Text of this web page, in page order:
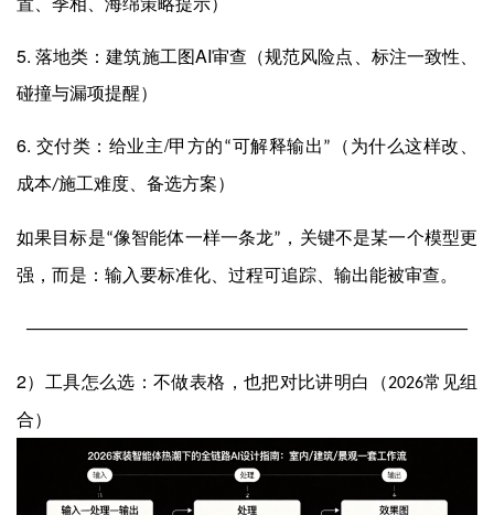
置、季相、海绵策略提示）
5. 落地类：建筑施工图AI审查（规范风险点、标注一致性、
碰撞与漏项提醒）
6. 交付类：给业主/甲方的“可解释输出”
（为什么这样改、
成本/施工难度、备选方案）
如果目标是“像智能体一样一条龙” ，关键不是某一个模型更
强，而是：输入要标准化、过程可追踪、输出能被审查。
──────────────────────────────────────────────────
2）工具怎么选：不做表格，也把对比讲明白（2026常见组
合）